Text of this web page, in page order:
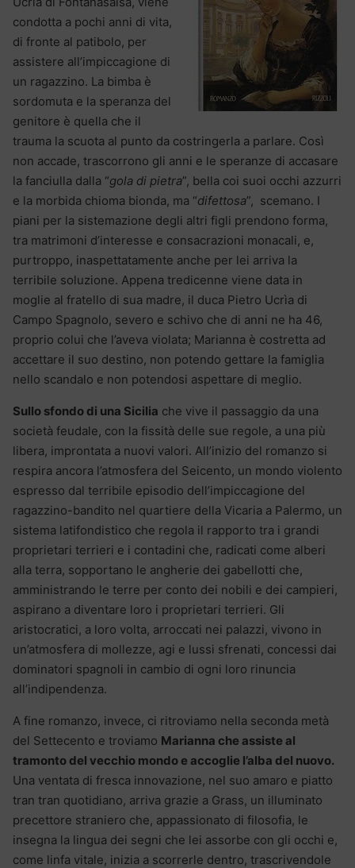
condotta a pochi anni di vita,
di fronte al patibolo, per
assistere all’impiccagione di
un ragazzino. La bimba è
sordomuta e la speranza del
genitore è quella che il
trauma la scuota al punto da costringerla a parlare. Così
non accade, trascorrono gli anni e le speranze di accasare
la fanciulla dalla “gola di pietra”, bella coi suoi occhi azzurri
e la morbida chioma bionda, ma “difettosa”, scemano. I
piani per la sistemazione degli altri figli prendono forma,
tra matrimoni d’interesse e consacrazioni monacali, e,
purtroppo, inaspettatamente anche per lei arriva la
terribile soluzione. Appena tredicenne viene data in
moglie al fratello di sua madre, il duca Pietro Ucrìa di
Campo Spagnolo, severo e schivo che di anni ne ha 46,
proprio colui che l’aveva violata; Marianna è costretta ad
accettare il suo destino, non potendo gettare la famiglia
nello scandalo e non potendosi aspettare di meglio.
Sullo sfondo di una Sicilia che vive il passaggio da una
società feudale, con la fissità delle sue regole, a una più
libera, improntata a nuovi valori. All’inizio del romanzo si
respira ancora l’atmosfera del Seicento, un mondo violento
espresso dal terribile episodio dell’impiccagione del
ragazzino-bandito nel quartiere della Vicaria a Palermo, un
sistema latifondistico che regola il rapporto tra i grandi
proprietari terrieri e i contadini che, radicati come alberi
alla terra, sopportano le angherie dei gabellotti che,
amministrando le terre per conto dei nobili e dei campieri,
aspirano a diventare loro i proprietari terrieri. Gli
aristocratici, a loro volta, arroccati nei palazzi, vivono in
un’atmosfera di mollezze, agi e lussi sfrenati, concessi dai
dominatori spagnoli in cambio di ogni loro rinuncia
all’indipendenza.
A fine romanzo, invece, ci ritroviamo nella seconda metà
del Settecento e troviamo Marianna che assiste al
tramonto del vecchio mondo e accoglie l’alba del nuovo.
Una ventata di fresca innovazione, nel suo amaro e piatto
tran tran quotidiano, arriva grazie a Grass, un illuminato
precettore straniero che, appassionato di filosofia, le
insegna la lingua dei segni che lei assorbe con gli occhi e,
come linfa vitale, inizia a scorrerle dentro, trascrivendole